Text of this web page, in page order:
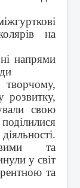
на
напрями
розвитку,
свою
та
у світ
та